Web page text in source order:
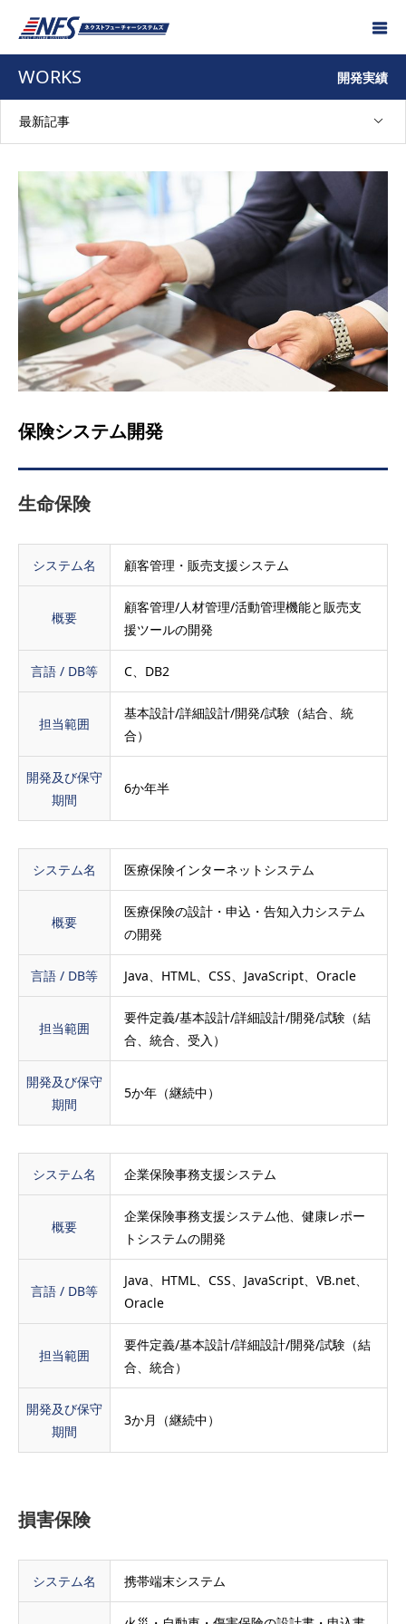
WORKS 開発実績
最新記事
保険システム開発
生命保険
システム名 顧客管理・販売支援システム
概要
顧客管理/人材管理/活動管理機能と販売支
援ツールの開発
言語 / DB等 C、DB2
担当範囲
基本設計/詳細設計/開発/試験（結合、統
合）
開発及び保守
期間
6か年半
システム名 医療保険インターネットシステム
概要
医療保険の設計・申込・告知入力システム
の開発
言語 / DB等 Java、HTML、CSS、JavaScript、Oracle
担当範囲
要件定義/基本設計/詳細設計/開発/試験（結
合、統合、受入）
開発及び保守
期間
5か年（継続中）
システム名 企業保険事務支援システム
概要
企業保険事務支援システム他、健康レポー
トシステムの開発
言語 / DB等
Java、HTML、CSS、JavaScript、VB.net、
Oracle
担当範囲
要件定義/基本設計/詳細設計/開発/試験（結
合、統合）
開発及び保守
期間
3か月（継続中）
損害保険
システム名 携帯端末システム